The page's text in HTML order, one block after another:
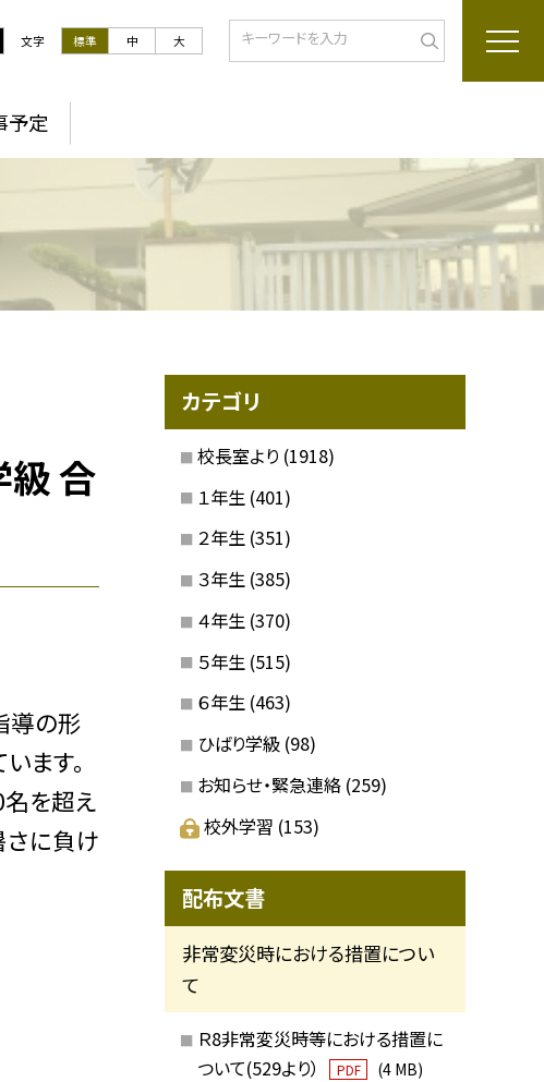
文字 標準 中 大
予定
級 合
導の形
ます。
名を超え
さに負け
カテゴリ
校長室より (1918)
１年生 (401)
２年生 (351)
３年生 (385)
４年生 (370)
５年生 (515)
６年生 (463)
ひばり学級 (98)
お知らせ・緊急連絡 (259)
校外学習 (153)
配布文書
非常変災時における措置につい
て
Ｒ8非常変災時等における措置に
ついて(529より）
PDF (4 MB)